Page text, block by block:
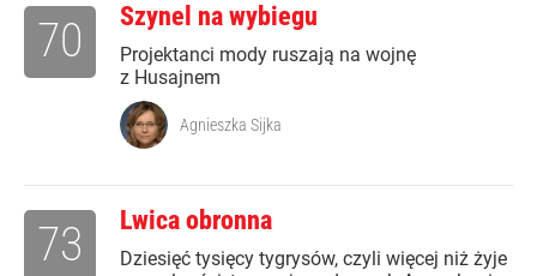
Szynel na wybiegu
Projektanci mody ruszają na wojnę
z Husajnem
70
Agnieszka Sijka
Lwica obronna
Dziesięć tysięcy tygrysów, czyli więcej niż żyje
73